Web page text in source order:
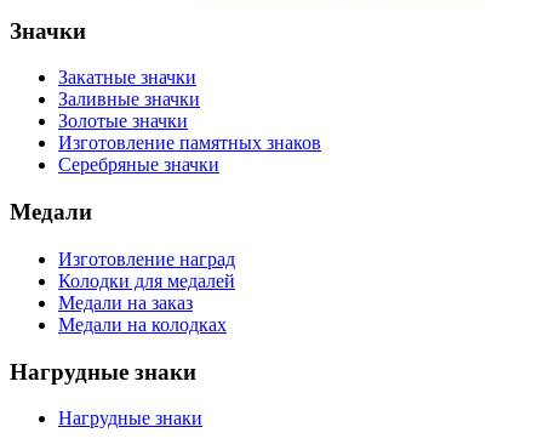
Значки
Закатные значки
Заливные значки
Золотые значки
Изготовление памятных знаков
Серебряные значки
Медали
Изготовление наград
Колодки для медалей
Медали на заказ
Медали на колодках
Нагрудные знаки
Нагрудные знаки